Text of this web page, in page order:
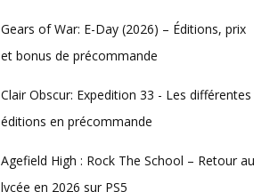
Gears of War: E-Day (2026) – Éditions, prix
et bonus de précommande
Clair Obscur: Expedition 33 - Les différentes
éditions en précommande
Agefield High : Rock The School – Retour au
lycée en 2026 sur PS5